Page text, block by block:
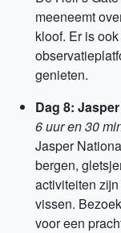
meeneemt
kloof. Er is
genieten.
Dag 8:
6 uur en 30
Jasper
bergen,
activiteiten
vissen.
voor een